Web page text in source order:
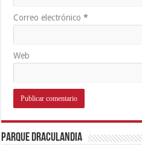
Correo electrónico*
Web
Parque Draculandia